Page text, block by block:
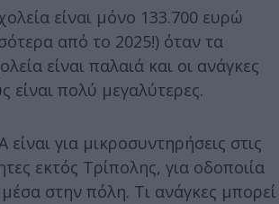
είναι μόνο 133.700 ευρώ
από το 2025!) όταν τα
είναι παλαιά και οι ανάγκες
είναι πολύ μεγαλύτερες.
για μικροσυντηρήσεις στις
εκτός Τρίπολης, για οδοποιία
στην πόλη. Τι ανάγκες μπορεί